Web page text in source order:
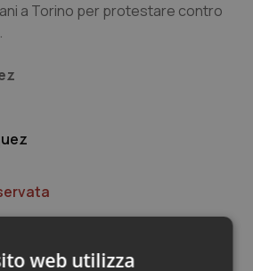
a Torino per protestare contro
web utilizza